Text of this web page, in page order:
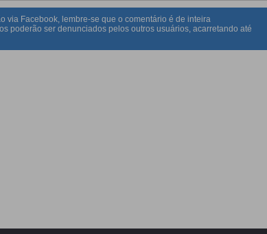
via Facebook, lembre-se que o comentário é de inteira
poderão ser denunciados pelos outros usuários, acarretando até